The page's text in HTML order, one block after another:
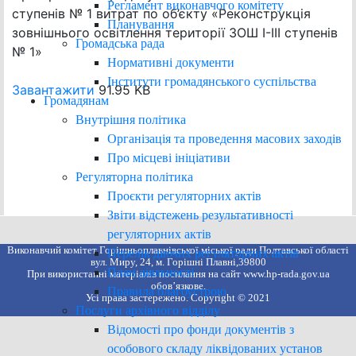
Регламент виконавчого комітету
Планування
Громадська рада
Нормативні документи
Інститути громадянського суспільства
Громадянам
Внутрішня політика
Організація та проведення масових заходів
Про місцеві ініціативи
Регуляторна політика
Проєкти регуляторних актів
Звіти відстежень результативності
регуляторних актів
Перелік діючих регуляторних актів
План діяльності
Правила благоустрою
Послуги архівного відділу
Відомості про фонди документів з
особового складу ліквідованих установ
ступенів № 1 витрат по об’єкту «Реконструкція
зовнішнього освітлення території ЗОШ І-ІІІ ступенів
№ 1»
Завантажити 91.95 KB
Виконавчий комітет Горішньоплавнівської міської ради Полтавської області
вул. Миру, 24, м. Горішні Плавні,39800
При використанні матеріалів посилання на сайт www.hp-rada.gov.ua
обов’язкове.
Усі права застережено. Copyright © 2021